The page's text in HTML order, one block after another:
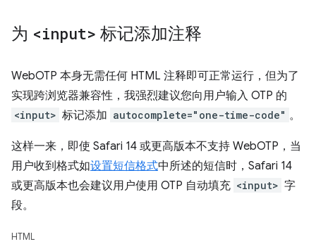
为 <input> 标记添加注释
WebOTP 本身无需任何 HTML 注释即可正常运行，但为了
实现跨浏览器兼容性，我强烈建议您向用户输入 OTP 的
<input> 标记添加 autocomplete="one-time-code" 。
这样一来，即使 Safari 14 或更高版本不支持 WebOTP，当
用户收到格式如设置短信格式中所述的短信时，Safari 14
或更高版本也会建议用户使用 OTP 自动填充 <input> 字
段。
HTML